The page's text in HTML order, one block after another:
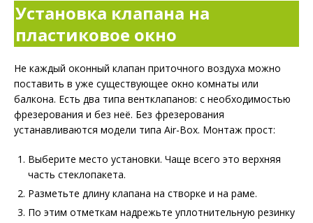
Установка клапана на
пластиковое окно
Не каждый оконный клапан приточного воздуха можно
поставить в уже существующее окно комнаты или
балкона. Есть два типа вентклапанов: с необходимостью
фрезерования и без неё. Без фрезерования
устанавливаются модели типа Air-Box. Монтаж прост:
Выберите место установки. Чаще всего это верхняя
часть стеклопакета.
Разметьте длину клапана на створке и на раме.
По этим отметкам надрежьте уплотнительную резинку